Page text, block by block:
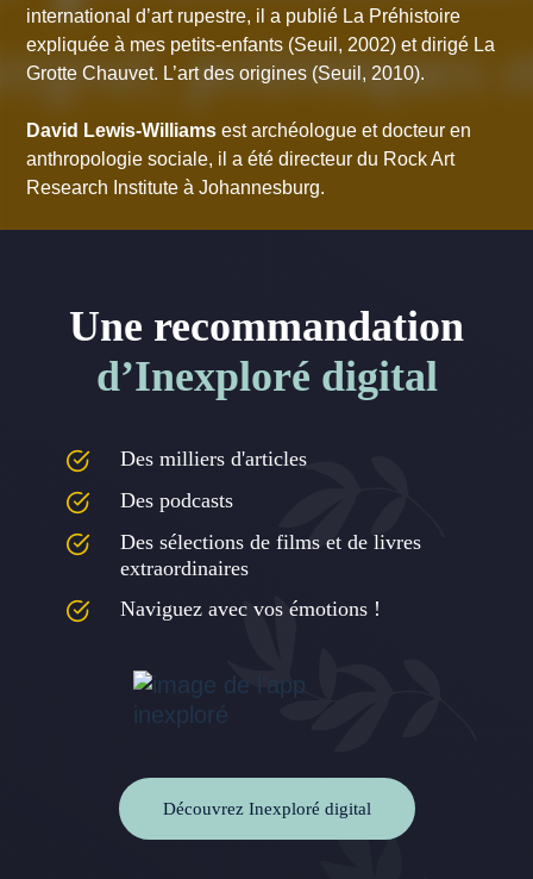
international d’art rupestre, il a publié La Préhistoire
expliquée à mes petits-enfants (Seuil, 2002) et dirigé La
Grotte Chauvet. L’art des origines (Seuil, 2010).
David Lewis-Williams est archéologue et docteur en
anthropologie sociale, il a été directeur du Rock Art
Research Institute à Johannesburg.
Une recommandation
d’Inexploré digital
Des milliers d'articles
Des podcasts
Des sélections de films et de livres
extraordinaires
Naviguez avec vos émotions !
Découvrez Inexploré digital